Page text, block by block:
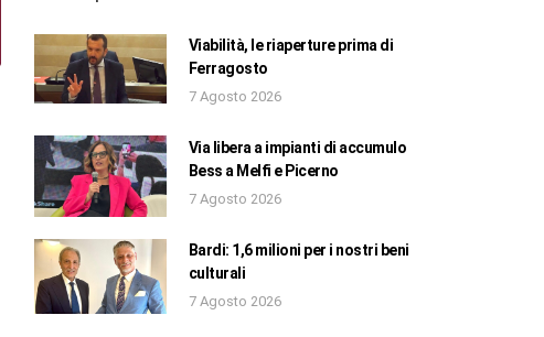
Viabilità, le riaperture prima di
Ferragosto
7 Agosto 2026
Via libera a impianti di accumulo
Bess a Melfi e Picerno
7 Agosto 2026
Bardi: 1,6 milioni per i nostri beni
culturali
7 Agosto 2026